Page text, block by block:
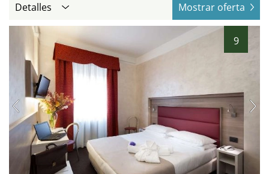
Detalles Mostrar oferta
9